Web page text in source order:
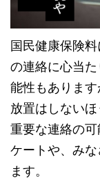
国民健康保険
の連絡に心当
能性もありま
放置はしないほ
重要な連絡の
ケートや、み
ます。